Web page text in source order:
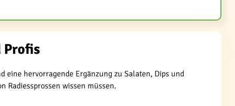
Profis
eine hervorragende Ergänzung zu Salaten, Dips und
Radiessprossen wissen müssen.